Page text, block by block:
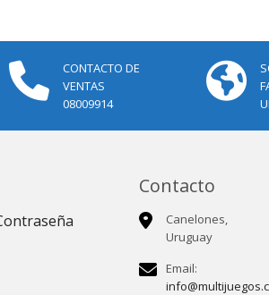
CONTACTO DE
VENTAS
08009914
Contacto
Canelones,
Uruguay
Email: